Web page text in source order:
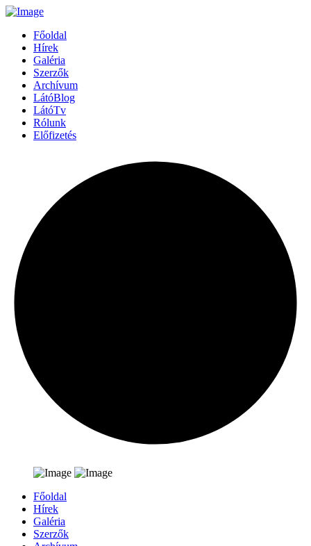
Főoldal
Hírek
Galéria
Szerzők
Archívum
LátóBlog
LátóTv
Rólunk
Előfizetés
Főoldal
Hírek
Galéria
Szerzők